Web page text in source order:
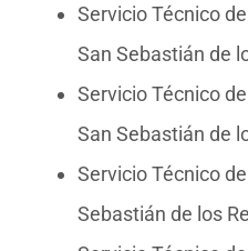
Servicio Técnico
San Sebastián de
Servicio Técnico
San Sebastián de
Servicio Técnico
Sebastián de los